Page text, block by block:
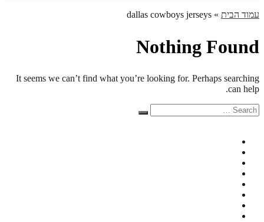
עמוד הבית »
dallas cowboys jerseys
Nothing Found
It seems we can’t find what you’re looking for. Perhaps searching
can help.
Search
for:
Search